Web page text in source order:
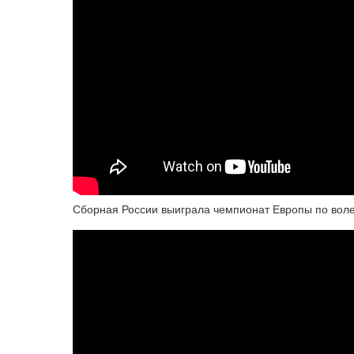
Сборная России выиграла чемпионат Европы по